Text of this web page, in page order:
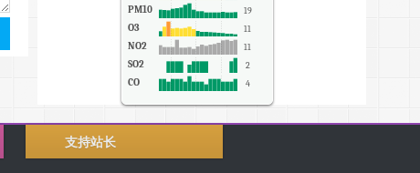
PM10 19
O3 11
NO2 11
SO2 2
CO 4
支持站长